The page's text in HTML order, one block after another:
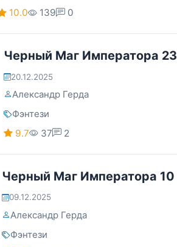
10.0
139 0
Черный Маг Императора 23
20.12.2025
Александр Герда
Фэнтези
9.7
37 2
Черный Маг Императора 10
09.12.2025
Александр Герда
Фэнтези